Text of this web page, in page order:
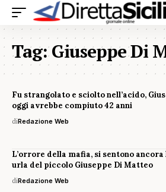
Tag:Giuseppe Di
Fu strangolato e sciolto nell’acido,
oggi avrebbe compiuto 42 anni
diRedazione Web
L’orrore della mafia, si sentono ancora
urla del piccolo Giuseppe Di Matteo
diRedazione Web